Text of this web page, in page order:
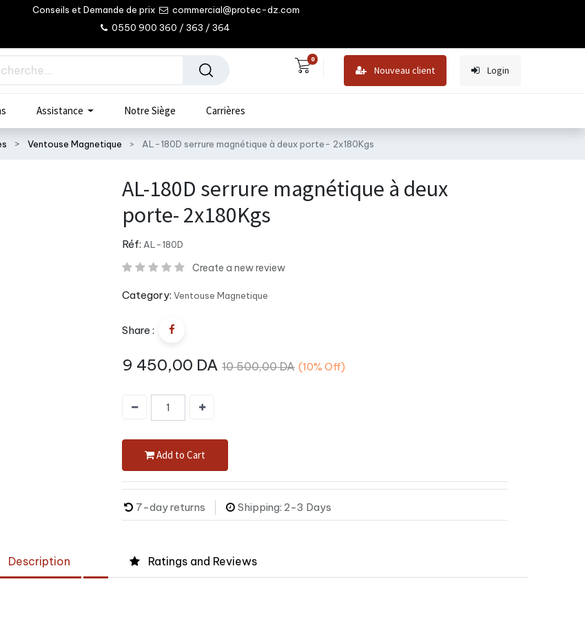
Conseils et Demande de prix
commercial@protec-dz.com
0550 900 360 / 363 / 364
0
Nouveau client Login
Assistance Notre Siège Carrières
Ventouse Magnetique AL-180D serrure magnétique à deux porte- 2x180Kgs
AL-180D serrure magnétique à deux
porte- 2x180Kgs
Réf: AL-180D
Create a new review
Category: Ventouse Magnetique
Share :
9 450,00 DA 10 500,00DA (10% Off)
Add to Cart
7-day returns Shipping: 2-3 Days
Description Ratings and Reviews